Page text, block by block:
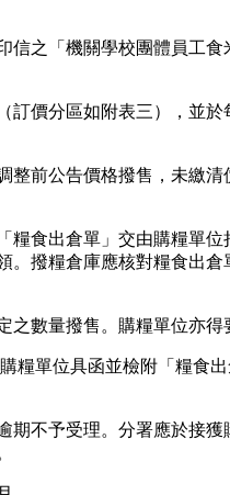
之「機關學校團體員工
價分區如附表三），並
前公告價格撥售，未繳
食出倉單」交由購糧單
撥糧倉庫應核對糧食出
數量撥售。購糧單位亦
單位具函並檢附「糧食
不予受理。分署應於接